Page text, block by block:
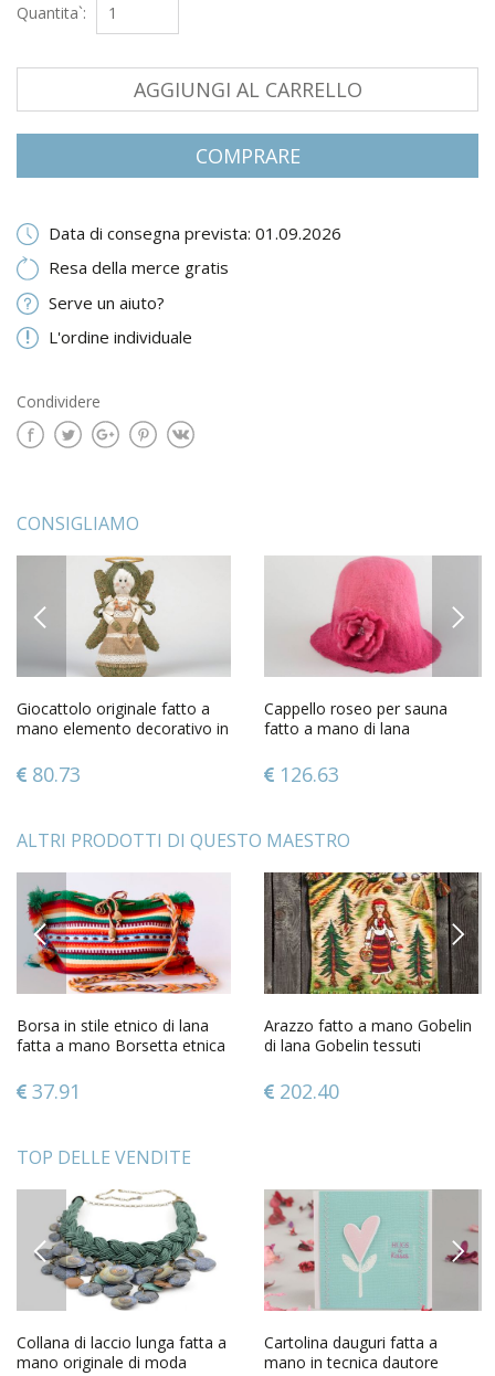
Quantita`:
AGGIUNGI AL CARRELLO
COMPRARE
Data di consegna prevista: 01.09.2026
Resa della merce gratis
Serve un aiuto?
L'ordine individuale
Condividere
CONSIGLIAMO
PREVIOUS
Giocattolo originale fatto a
mano elemento decorativo in
80.73
Cappello roseo per sauna
fatto a mano di lana
finlandese
126.63
NEXT
ALTRI PRODOTTI DI QUESTO MAESTRO
PREVIOUS
Borsa in stile etnico di lana
fatta a mano Borsetta etnica
37.91
Arazzo fatto a mano Gobelin
di lana Gobelin tessuti
202.40
NEXT
TOP DELLE VENDITE
PREVIOUS
Collana di laccio lunga fatta a
mano originale di moda
Cartolina dauguri fatta a
mano in tecnica dautore
NEXT